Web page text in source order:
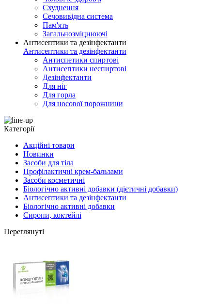
Схуднення
Сечовивідна система
Пам'ять
Загальнозміцнюючі
Антисептики та дезінфектанти
Антисептики та дезінфектанти
Антиспетики спиртові
Антисептики неспиртові
Дезінфектанти
Для ніг
Для горла
Для носової порожнини
Категорії
Акційні товари
Новинки
Засоби для тіла
Профілактичні крем-бальзами
Засоби косметичні
Біологічно активні добавки (дієтичні добавки)
Антисептики та дезінфектанти
Біологічно активні добавки
Сиропи, коктейлі
Переглянуті